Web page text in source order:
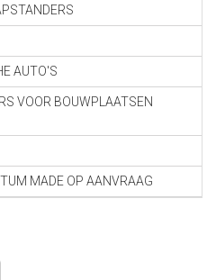
AUTO'S
VOOR BOUWPLAATSEN
MADE OP AANVRAAG